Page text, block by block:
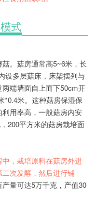
式
。菇房通常高5~6米，长
设多层菇床，床架摆列与
端墙面自上而下50cm开
*0.4米。这种菇房保湿保
用率高，一般菇房内安
200平方米的菇房栽培面
，栽培原料在菇房外进
次发酵，然后进行铺
产量可达5万千克，产值30